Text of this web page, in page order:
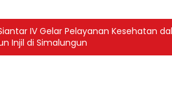
IV Gelar Pelayanan Kesehatan
Injil di Simalungun